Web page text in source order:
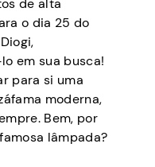
de alta
o dia 25 do
em sua busca!
para si uma
moderna,
Bem, por
lâmpada?